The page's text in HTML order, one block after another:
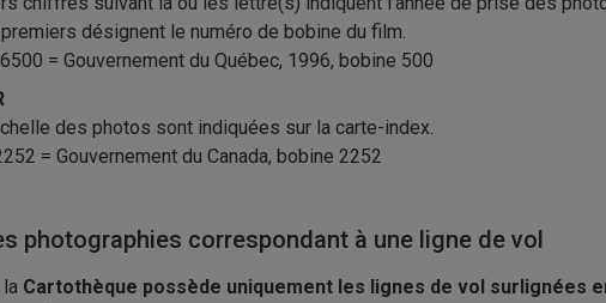
désignent le numéro de bobine du film.
= Gouvernement du Québec, 1996, bobine 500
des photos sont indiquées sur la carte-index.
= Gouvernement du Canada, bobine 2252
photographies correspondant à une ligne de vol
Cartothèque possède uniquement les lignes de vol surlignées